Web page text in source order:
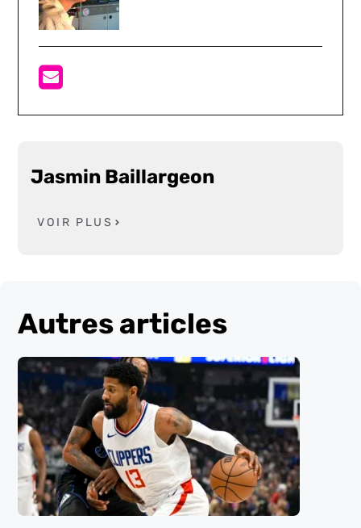
Jasmin Baillargeon
VOIR PLUS
Autres articles